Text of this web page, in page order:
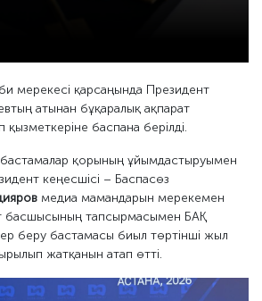
мерекесі қарсаңында Президент
атынан бұқаралық ақпарат
баспана берілді.
бастамалар қорының ұйымдастыруымен
кеңесшісі – Баспасөз
медиа мамандарын мерекемен
басшысының тапсырмасымен БАҚ
беру бастамасы биыл төртінші жыл
жатқанын атап өтті.